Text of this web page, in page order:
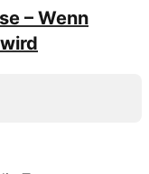
– Wenn